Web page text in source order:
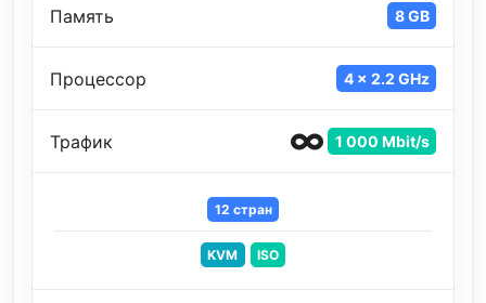
Память 8 GB
Процессор 4 x 2.2 GHz
Трафик 1 000 Mbit/s
12 стран
KVM ISO